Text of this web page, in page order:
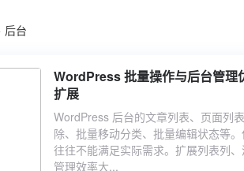
后台
WordPress 批量操作与后台管理
扩展
WordPress 后台的文章列表、页面列
除、批量移动分类、批量编辑状态等
往往不能满足实际需求。扩展列表列
管理效率大...